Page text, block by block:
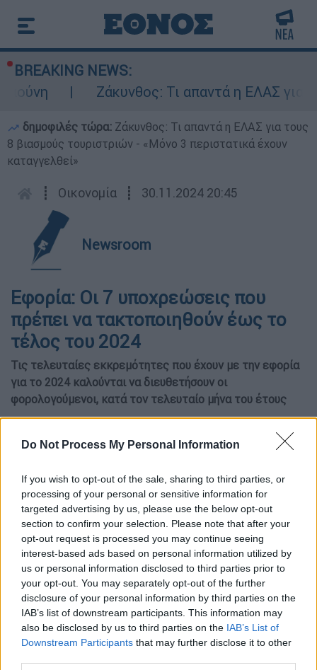
Do Not Process My Personal Information
If you wish to opt-out of the sale, sharing to third parties, or
processing of your personal or sensitive information for
targeted advertising by us, please use the below opt-out
section to confirm your selection. Please note that after your
opt-out request is processed you may continue seeing
interest-based ads based on personal information utilized by
us or personal information disclosed to third parties prior to
your opt-out. You may separately opt-out of the further
disclosure of your personal information by third parties on the
IAB’s list of downstream participants. This information may
also be disclosed by us to third parties on the IAB’s List of
Downstream Participants that may further disclose it to other
BREAKING NEWS:
Ζάκυνθος: Τι απαντά η ΕΛΑΣ για
δημοφιλές τώρα: Ζάκυνθος: Τι απαντά η ΕΛΑΣ για τους
8 βιασμούς τουριστριών - «Μόνο 3 περιστατικά έχουν
καταγγελθεί»
┋ Οικονομία ┋ 30.11.2024 20:45
Newsroom
Εφορία: Οι 7 υποχρεώσεις που
πρέπει να τακτοποιηθούν έως το
τέλος του 2024
Τις τελευταίες εκκρεμότητες που έχουν με την εφορία
για το 2024 καλούνται να διευθετήσουν οι
φορολογούμενοι, κατά τον τελευταίο μήνα του έτους
Εφορία (ΕUROKINISSI)